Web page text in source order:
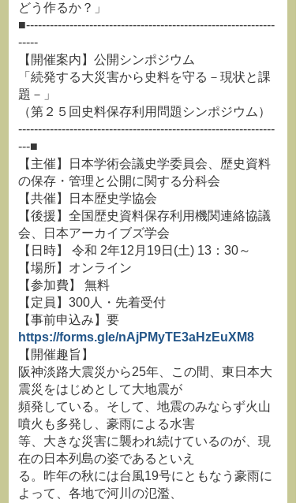
どう作るか？」
■---------------------------------------------------------------
-----
【開催案内】公開シンポジウム
「続発する大災害から史料を守る－現状と課
題－」
（第２５回史料保存利用問題シンポジウム）
-----------------------------------------------------------------
---■
【主催】日本学術会議史学委員会、歴史資料
の保存・管理と公開に関する分科会
【共催】日本歴史学協会
【後援】全国歴史資料保存利用機関連絡協議
会、日本アーカイブズ学会
【日時】 令和 2年12月19日(土) 13：30～
【場所】オンライン
【参加費】 無料
【定員】300人・先着受付
【事前申込み】要
https://forms.gle/nAjPMyTE3aHzEuXM8
【開催趣旨】
阪神淡路大震災から25年、この間、東日本大
震災をはじめとして大地震が
頻発している。そして、地震のみならず火山
噴火も多発し、豪雨による水害
等、大きな災害に襲われ続けているのが、現
在の日本列島の姿であるといえ
る。昨年の秋には台風19号にともなう豪雨に
よって、各地で河川の氾濫、